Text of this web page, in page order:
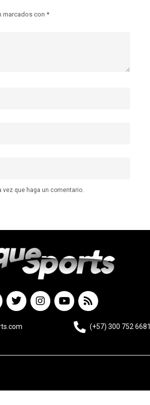
marcados con *
que haga un comentario.
(+57) 300 752 6681